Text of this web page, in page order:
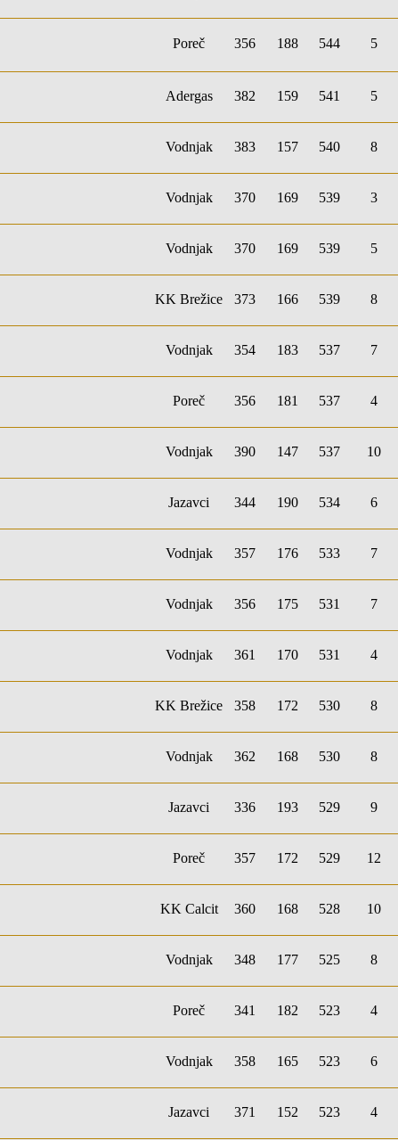
Poreč 356 188 544 5
Adergas 382 159 541 5
Vodnjak 383 157 540 8
Vodnjak 370 169 539 3
Vodnjak 370 169 539 5
KK Brežice 373 166 539 8
Vodnjak 354 183 537 7
Poreč 356 181 537 4
Vodnjak 390 147 537 10
Jazavci 344 190 534 6
Vodnjak 357 176 533 7
Vodnjak 356 175 531 7
Vodnjak 361 170 531 4
KK Brežice 358 172 530 8
Vodnjak 362 168 530 8
Jazavci 336 193 529 9
Poreč 357 172 529 12
KK Calcit 360 168 528 10
Vodnjak 348 177 525 8
Poreč 341 182 523 4
Vodnjak 358 165 523 6
Jazavci 371 152 523 4